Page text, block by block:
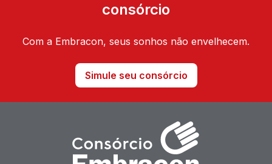
consórcio
Com a Embracon, seus sonhos não envelhecem.
Simule seu consórcio